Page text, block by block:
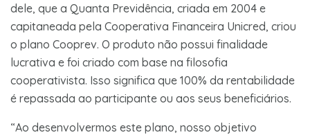
dele, que a Quanta Previdência, criada em 2004 e
capitaneada pela Cooperativa Financeira Unicred, criou
o plano Cooprev. O produto não possui finalidade
lucrativa e foi criado com base na filosofia
cooperativista. Isso significa que 100% da rentabilidade
é repassada ao participante ou aos seus beneficiários.
“Ao desenvolvermos este plano, nosso objetivo